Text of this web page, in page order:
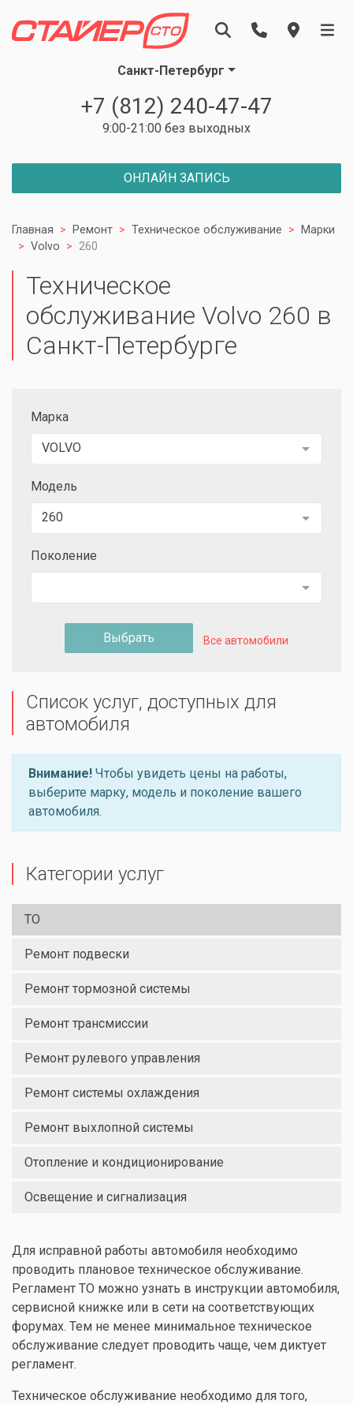
Санкт-Петербург
+7 (812) 240-47-47
9:00-21:00 без выходных
ОНЛАЙН ЗАПИСЬ
Главная Ремонт Техническое обслуживание
Марки
Volvo
260
Техническое
обслуживание Volvo 260 в
Санкт-Петербурге
Марка
VOLVO
Модель
260
Поколение
Выбрать Все автомобили
Список услуг, доступных для
автомобиля
Внимание! Чтобы увидеть цены на работы,
выберите марку, модель и поколение вашего
автомобиля.
Категории услуг
ТО
Ремонт подвески
Ремонт тормозной системы
Ремонт трансмиссии
Ремонт рулевого управления
Ремонт системы охлаждения
Ремонт выхлопной системы
Отопление и кондиционирование
Освещение и сигнализация
Для исправной работы автомобиля необходимо
проводить плановое техническое обслуживание.
Регламент ТО можно узнать в инструкции автомобиля,
сервисной книжке или в сети на соответствующих
форумах. Тем не менее минимальное техническое
обслуживание следует проводить чаще, чем диктует
регламент.
Техническое обслуживание необходимо для того,